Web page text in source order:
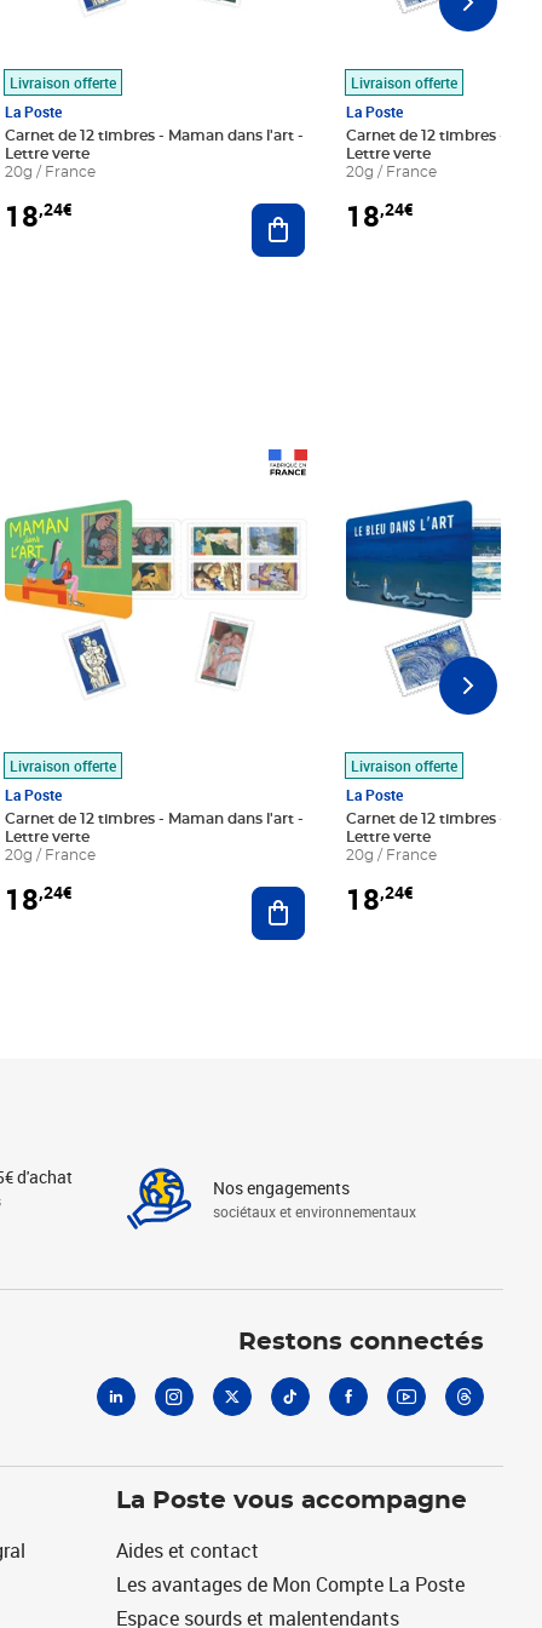
au panier
Livraison offerte
La Poste
Carnet de 12 timbres - Maman dans l'art -
Lettre verte
20g / France
18,24€ Ajouter au panier
Livraison offerte
La Poste
Carnet de 12 timbres - Le
Lettre verte
20g / France
18,24€
au panier
Livraison offerte
La Poste
Carnet de 12 timbres - Maman dans l'art -
Lettre verte
20g / France
18,24€ Ajouter au panier
Livraison offerte
La Poste
Carnet de 12 timbres - Le
Lettre verte
20g / France
18,24€
d'achat Nos engagements
sociétaux et environnementaux
Restons connectés
La Poste vous accompagne
Aides et contact
Les avantages de Mon Compte La Poste
Espace sourds et malentendants